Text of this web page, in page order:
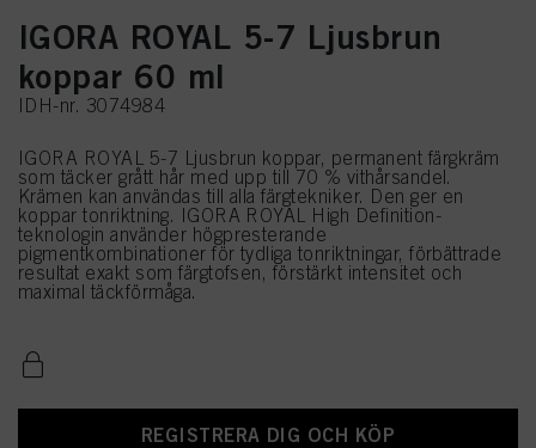
IGORA ROYAL 5-7 Ljusbrun
koppar 60 ml
IDH-nr. 3074984
IGORA ROYAL 5-7 Ljusbrun koppar, permanent färgkräm
som täcker grått hår med upp till 70 % vithårsandel.
Krämen kan användas till alla färgtekniker. Den ger en
koppar tonriktning. IGORA ROYAL High Definition-
teknologin använder högpresterande
pigmentkombinationer för tydliga tonriktningar, förbättrade
resultat exakt som färgtofsen, förstärkt intensitet och
maximal täckförmåga.
REGISTRERA DIG OCH KÖP